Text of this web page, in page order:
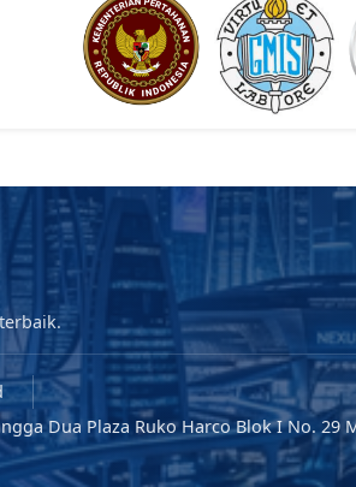
Dua Plaza Ruko Harco Blok I No. 29